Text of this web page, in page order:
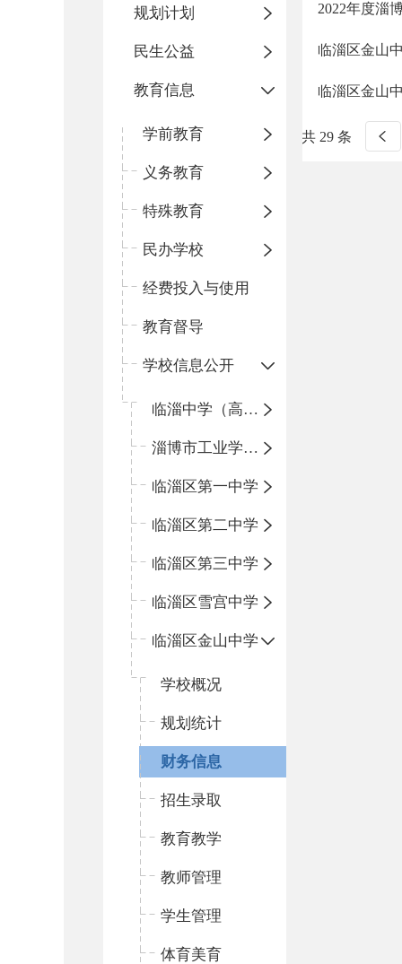
规划计划
民生公益
教育信息
学前教育
义务教育
特殊教育
民办学校
经费投入与使用
教育督导
学校信息公开
临淄中学（高中）
淄博市工业学校（中职学校）
临淄区第一中学
临淄区第二中学
临淄区第三中学
临淄区雪宫中学
临淄区金山中学
学校概况
规划统计
财务信息
招生录取
教育教学
教师管理
学生管理
体育美育
2022年度淄
临淄区金山
临淄区金山
共 29 条